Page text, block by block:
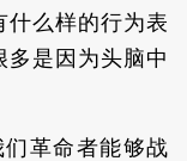
么样的行为表
是因为头脑中
革命者能够战